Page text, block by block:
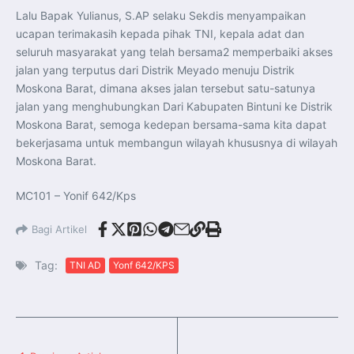
Lalu Bapak Yulianus, S.AP selaku Sekdis menyampaikan
ucapan terimakasih kepada pihak TNI, kepala adat dan
seluruh masyarakat yang telah bersama2 memperbaiki akses
jalan yang terputus dari Distrik Meyado menuju Distrik
Moskona Barat, dimana akses jalan tersebut satu-satunya
jalan yang menghubungkan Dari Kabupaten Bintuni ke Distrik
Moskona Barat, semoga kedepan bersama-sama kita dapat
bekerjasama untuk membangun wilayah khususnya di wilayah
Moskona Barat.
MC101 – Yonif 642/Kps
Bagi Artikel
Tag: TNI AD Yonf 642/KPS